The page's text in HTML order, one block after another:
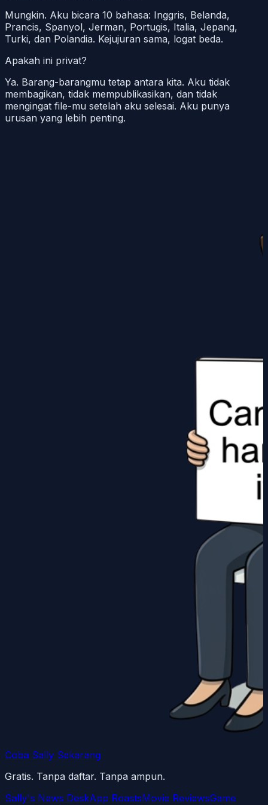
Mungkin. Aku bicara 10 bahasa: Inggris, Belanda,
Prancis, Spanyol, Jerman, Portugis, Italia, Jepang,
Turki, dan Polandia. Kejujuran sama, logat beda.
Apakah ini privat?
Ya. Barang-barangmu tetap antara kita. Aku tidak
membagikan, tidak mempublikasikan, dan tidak
mengingat file-mu setelah aku selesai. Aku punya
urusan yang lebih penting.
Coba Sally Sekarang
Gratis. Tanpa daftar. Tanpa ampun.
Sally's News DeskApp RoastsMovie ReviewsGame